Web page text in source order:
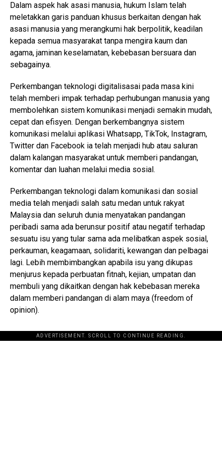
Dalam aspek hak asasi manusia, hukum Islam telah
meletakkan garis panduan khusus berkaitan dengan hak
asasi manusia yang merangkumi hak berpolitik, keadilan
kepada semua masyarakat tanpa mengira kaum dan
agama, jaminan keselamatan, kebebasan bersuara dan
sebagainya.
Perkembangan teknologi digitalisasai pada masa kini
telah memberi impak terhadap perhubungan manusia yang
membolehkan sistem komunikasi menjadi semakin mudah,
cepat dan efisyen. Dengan berkembangnya sistem
komunikasi melalui aplikasi Whatsapp, TikTok, Instagram,
Twitter dan Facebook ia telah menjadi hub atau saluran
dalam kalangan masyarakat untuk memberi pandangan,
komentar dan luahan melalui media sosial.
Perkembangan teknologi dalam komunikasi dan sosial
media telah menjadi salah satu medan untuk rakyat
Malaysia dan seluruh dunia menyatakan pandangan
peribadi sama ada berunsur positif atau negatif terhadap
sesuatu isu yang tular sama ada melibatkan aspek sosial,
perkauman, keagamaan, solidariti, kewangan dan pelbagai
lagi. Lebih membimbangkan apabila isu yang dikupas
menjurus kepada perbuatan fitnah, kejian, umpatan dan
membuli yang dikaitkan dengan hak kebebasan mereka
dalam memberi pandangan di alam maya (freedom of
opinion).
ADVERTISEMENT. SCROLL TO CONTINUE READING.